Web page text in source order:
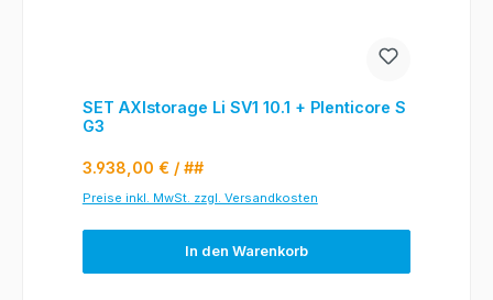
SET AXIstorage Li SV1 10.1 + Plenticore S
G3
Regulärer Preis:
3.938,00 € / ##
Preise inkl. MwSt. zzgl. Versandkosten
In den Warenkorb